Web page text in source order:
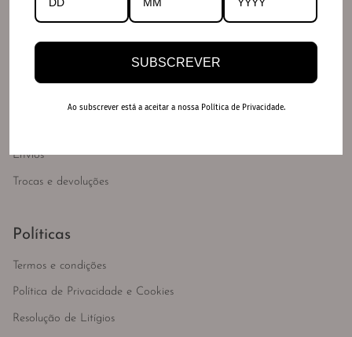
Info
Contactos
Lojas físicas
Envios
Trocas e devoluções
Políticas
Termos e condições
Política de Privacidade e Cookies
Resolução de Litígios
SUBSCREVER
Ao subscrever está a aceitar a nossa Política de Privacidade.